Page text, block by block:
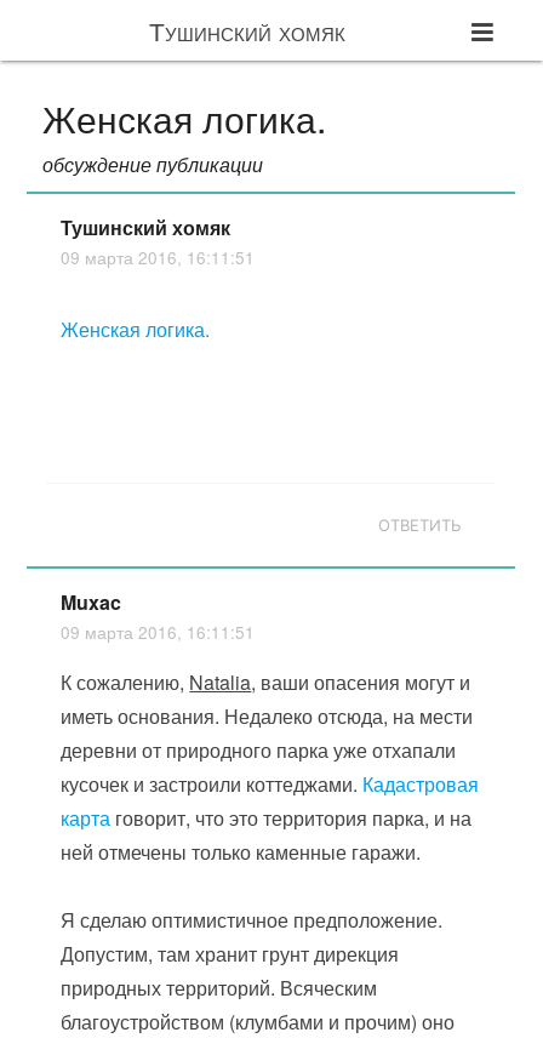
Тушинский хомяк
Женская логика.
обсуждение публикации
Тушинский хомяк
09 марта 2016, 16:11:51
Женская логика.
ОТВЕТИТЬ
Muxac
09 марта 2016, 16:11:51
К сожалению, Natalia, ваши опасения могут и
иметь основания. Недалеко отсюда, на мести
деревни от природного парка уже отхапали
кусочек и застроили коттеджами. Кадастровая
карта говорит, что это территория парка, и на
ней отмечены только каменные гаражи.
Я сделаю оптимистичное предположение.
Допустим, там хранит грунт дирекция
природных территорий. Всяческим
благоустройством (клумбами и прочим) оно